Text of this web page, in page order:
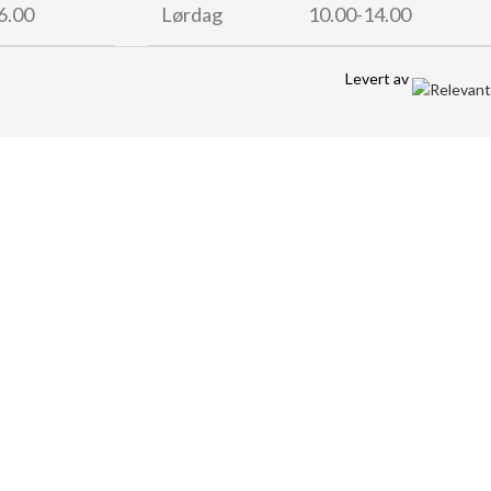
Lørdag 10.00-14.00
Levert av